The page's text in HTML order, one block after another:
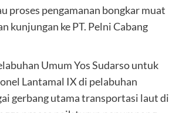
proses pengamanan bongkar muat
kunjungan ke PT. Pelni Cabang
Umum Yos Sudarso untuk
Lantamal IX di pelabuhan
gerbang utama transportasi laut di